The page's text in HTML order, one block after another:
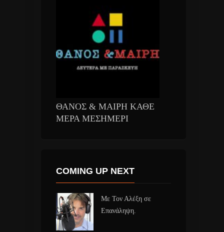
ΘΑΝΟΣ & ΜΑΙΡΗ ΚΑΘΕ
ΜΕΡΑ ΜΕΣΗΜΕΡΙ
COMING UP NEXT
Με Τον Αλέξη σε
Επανάληψη.